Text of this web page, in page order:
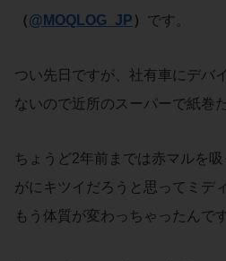
（@MOQLOG_JP ） です。
つい先日ですが、社有車にデバ
ないので近所のスーパーで紙巻
ちょうど2年前までは赤マルを吸
がにキツイだろうと思ってミデ
もう体質が変わっちゃったんで